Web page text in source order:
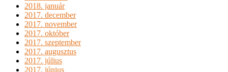
2018. január
2017. december
2017. november
2017. október
2017. szeptember
2017. augusztus
2017. július
2017. június